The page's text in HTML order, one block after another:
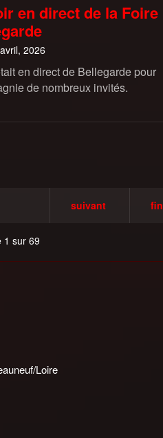
en direct de la Foire
2026
en direct de Bellegarde pour
de nombreux invités.
suivant fin
1 sur 69
Loire